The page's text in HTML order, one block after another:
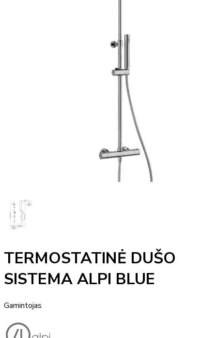
TERMOSTATINĖ DUŠO
SISTEMA ALPI BLUE
Gamintojas